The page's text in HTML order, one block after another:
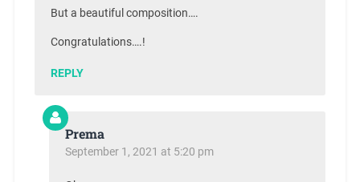
But a beautiful composition….
Congratulations….!
REPLY
Prema
September 1, 2021 at 5:20 pm